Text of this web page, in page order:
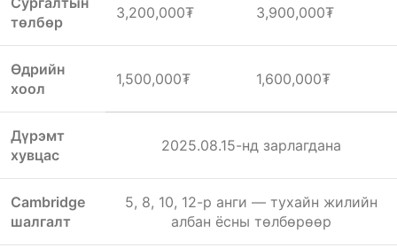
төлбөр
3,200,000₮ 3,900,000₮
Өдрийн
хоол
1,500,000₮ 1,600,000₮
Дүрэмт
хувцас
2025.08.15-нд зарлагдана
Cambridge
шалгалт
5, 8, 10, 12-р анги — тухайн жилийн
албан ёсны төлбөрөөр